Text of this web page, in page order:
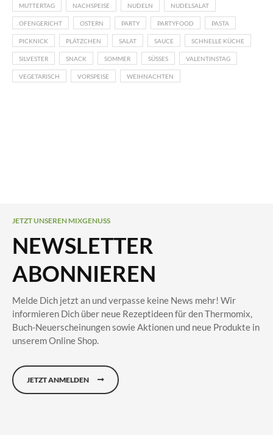
MUTTERTAG NACHSPEISE NUDELN NUDELSALAT
OFENGERICHT OSTERN PARTY PARTYFOOD PASTA
PICKNICK PLÄTZCHEN SALAT SAUCE SCHNELLE KÜCHE
SILVESTER SNACK SOMMER SÜSSES VALENTINSTAG
VEGETARISCH VORSPEISE WEIHNACHTEN
JETZT UNSEREN MIXGENUSS
NEWSLETTER
ABONNIEREN
Melde Dich jetzt an und verpasse keine News mehr! Wir
informieren Dich über neue Rezeptideen für den Thermomix,
Buch-Neuerscheinungen sowie Aktionen und neue Produkte in
unserem Online Shop.
JETZT ANMELDEN